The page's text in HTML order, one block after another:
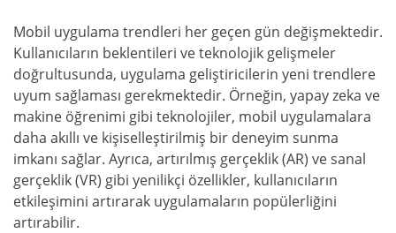
Mobil uygulama trendleri her geçen gün değişmektedir.
Kullanıcıların beklentileri ve teknolojik gelişmeler
doğrultusunda, uygulama geliştiricilerin yeni trendlere
uyum sağlaması gerekmektedir. Örneğin, yapay zeka ve
makine öğrenimi gibi teknolojiler, mobil uygulamalara
daha akıllı ve kişiselleştirilmiş bir deneyim sunma
imkanı sağlar. Ayrıca, artırılmış gerçeklik (AR) ve sanal
gerçeklik (VR) gibi yenilikçi özellikler, kullanıcıların
etkileşimini artırarak uygulamaların popülerliğini
artırabilir.